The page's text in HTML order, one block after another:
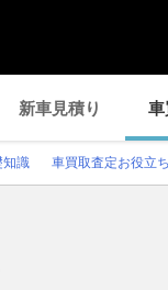
新車見積り 車
知識 車買取査定お役立